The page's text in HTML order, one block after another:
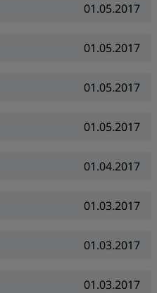
01.05.2017
01.05.2017
01.05.2017
01.05.2017
01.04.2017
01.03.2017
01.03.2017
01.03.2017